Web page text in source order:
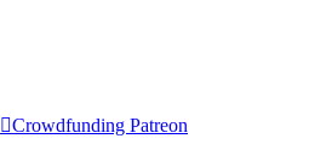
Crowdfunding Patreon